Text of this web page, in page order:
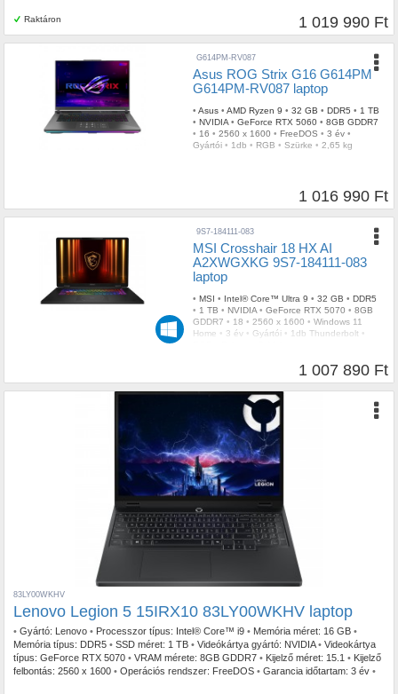
Raktáron 1 019 990 Ft
G614PM-RV087
Asus ROG Strix G16 G614PM
G614PM-RV087 laptop
• Asus • AMD Ryzen 9 • 32 GB • DDR5 • 1 TB
• NVIDIA • GeForce RTX 5060 • 8GB GDDR7
• 16 • 2560 x 1600 • FreeDOS • 3 év •
Gyártói • 1db • RGB • Szürke • 2,65 kg
1 016 990 Ft
9S7-184111-083
MSI Crosshair 18 HX AI
A2XWGXKG 9S7-184111-083
laptop
• MSI • Intel® Core™ Ultra 9 • 32 GB • DDR5
• 1 TB • NVIDIA • GeForce RTX 5070 • 8GB
GDDR7 • 18 • 2560 x 1600 • Windows 11
Home • 3 év • Gyártói • 1db Thunderbolt •
1 007 890 Ft
83LY00WKHV
Lenovo Legion 5 15IRX10 83LY00WKHV laptop
• Gyártó: Lenovo • Processzor típus: Intel® Core™ i9 • Memória méret: 16 GB •
Memória típus: DDR5 • SSD méret: 1 TB • Videókártya gyártó: NVIDIA • Videokártya
típus: GeForce RTX 5070 • VRAM mérete: 8GB GDDR7 • Kijelző méret: 15.1 • Kijelző
felbontás: 2560 x 1600 • Operációs rendszer: FreeDOS • Garancia időtartam: 3 év •